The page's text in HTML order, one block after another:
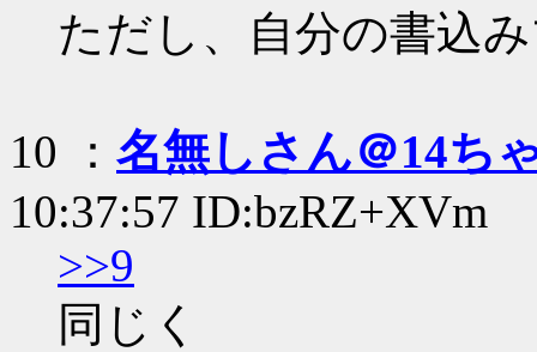
ただし、自分の書込
10 ： 名無しさん＠14ち
10:37:57 ID:bzRZ+XVm
>>9
同じく